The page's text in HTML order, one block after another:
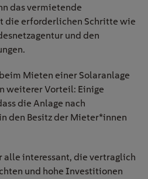
das vermietende
die erforderlichen Schritte wie
und den
Mieten einer Solaranlage
weiterer Vorteil: Einige
die Anlage nach
den Besitz der Mieter*innen
alle interessant, die vertraglich
und hohe Investitionen